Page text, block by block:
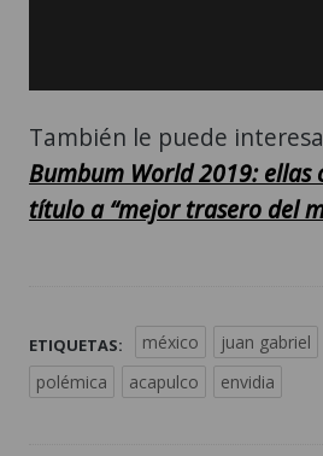
También le puede
Bumbum World 2019: ellas
título a “mejor trasero del
ETIQUETAS: méxico juan gabriel
polémica
acapulco envidia